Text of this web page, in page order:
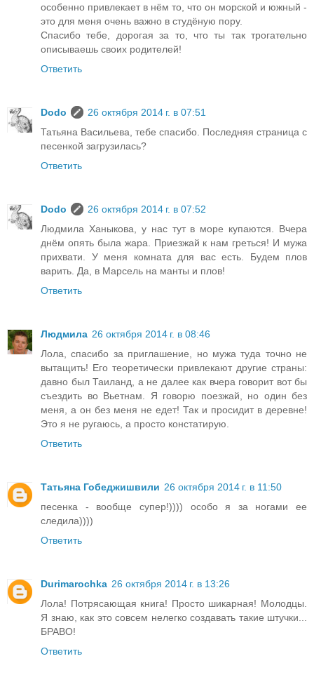
особенно привлекает в нём то, что он морской и южный -
это для меня очень важно в студёную пору.
Спасибо тебе, дорогая за то, что ты так трогательно
описываешь своих родителей!
Ответить
Dodo
26 октября 2014 г. в 07:51
Татьяна Васильева, тебе спасибо. Последняя страница с
песенкой загрузилась?
Ответить
Dodo
26 октября 2014 г. в 07:52
Людмила Ханыкова, у нас тут в море купаются. Вчера
днём опять была жара. Приезжай к нам греться! И мужа
прихвати. У меня комната для вас есть. Будем плов
варить. Да, в Марсель на манты и плов!
Ответить
Людмила 26 октября 2014 г. в 08:46
Лола, спасибо за приглашение, но мужа туда точно не
вытащить! Его теоретически привлекают другие страны:
давно был Таиланд, а не далее как вчера говорит вот бы
съездить во Вьетнам. Я говорю поезжай, но один без
меня, а он без меня не едет! Так и просидит в деревне!
Это я не ругаюсь, а просто констатирую.
Ответить
Татьяна Гобеджишвили 26 октября 2014 г. в 11:50
песенка - вообще супер!)))) особо я за ногами ее
следила))))
Ответить
Durimarochka 26 октября 2014 г. в 13:26
Лола! Потрясающая книга! Просто шикарная! Молодцы.
Я знаю, как это совсем нелегко создавать такие штучки...
БРАВО!
Ответить